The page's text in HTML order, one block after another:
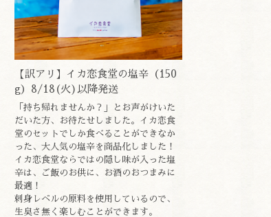
【訳アリ】イカ恋食堂の塩辛（150
g）8/18(火)以降発送
「持ち帰れませんか？」とお声がけいた
だいた方、お待たせしました。イカ恋食
堂のセットでしか食べることができなか
った、大人気の塩辛を商品化しました！
イカ恋食堂ならではの隠し味が入った塩
辛は、ご飯のお供に、お酒のおつまみに
最適！
刺身レベルの原料を使用しているので、
生臭さ無く楽しむことができます。